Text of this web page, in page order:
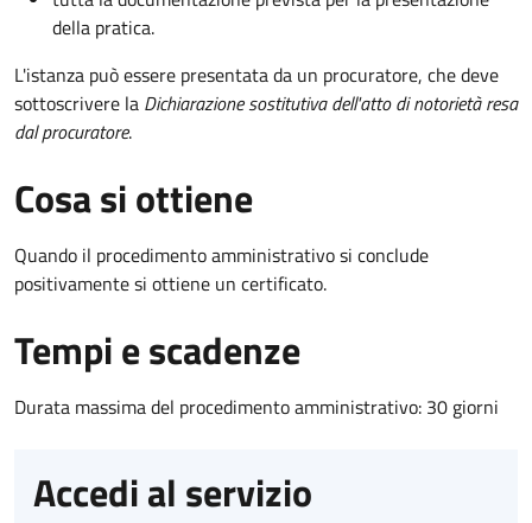
della pratica.
L'istanza può essere presentata da un procuratore, che deve
sottoscrivere la Dichiarazione sostitutiva dell'atto di notorietà resa
dal procuratore.
Cosa si ottiene
Quando il procedimento amministrativo si conclude
positivamente si ottiene un certificato.
Tempi e scadenze
Durata massima del procedimento amministrativo: 30 giorni
Accedi al servizio